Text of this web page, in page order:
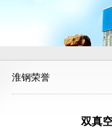
淮钢荣誉
双真